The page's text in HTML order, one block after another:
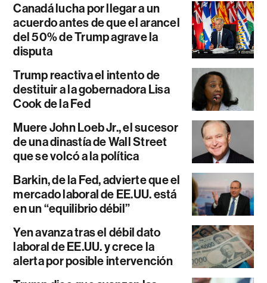
Canadá lucha por llegar a un
acuerdo antes de que el arancel
del 50% de Trump agrave la
disputa
Trump reactiva el intento de
destituir a la gobernadora Lisa
Cook de la Fed
Muere John Loeb Jr., el sucesor
de una dinastía de Wall Street
que se volcó a la política
Barkin, de la Fed, advierte que el
mercado laboral de EE.UU. está
en un “equilibrio débil”
Yen avanza tras el débil dato
laboral de EE.UU. y crece la
alerta por posible intervención